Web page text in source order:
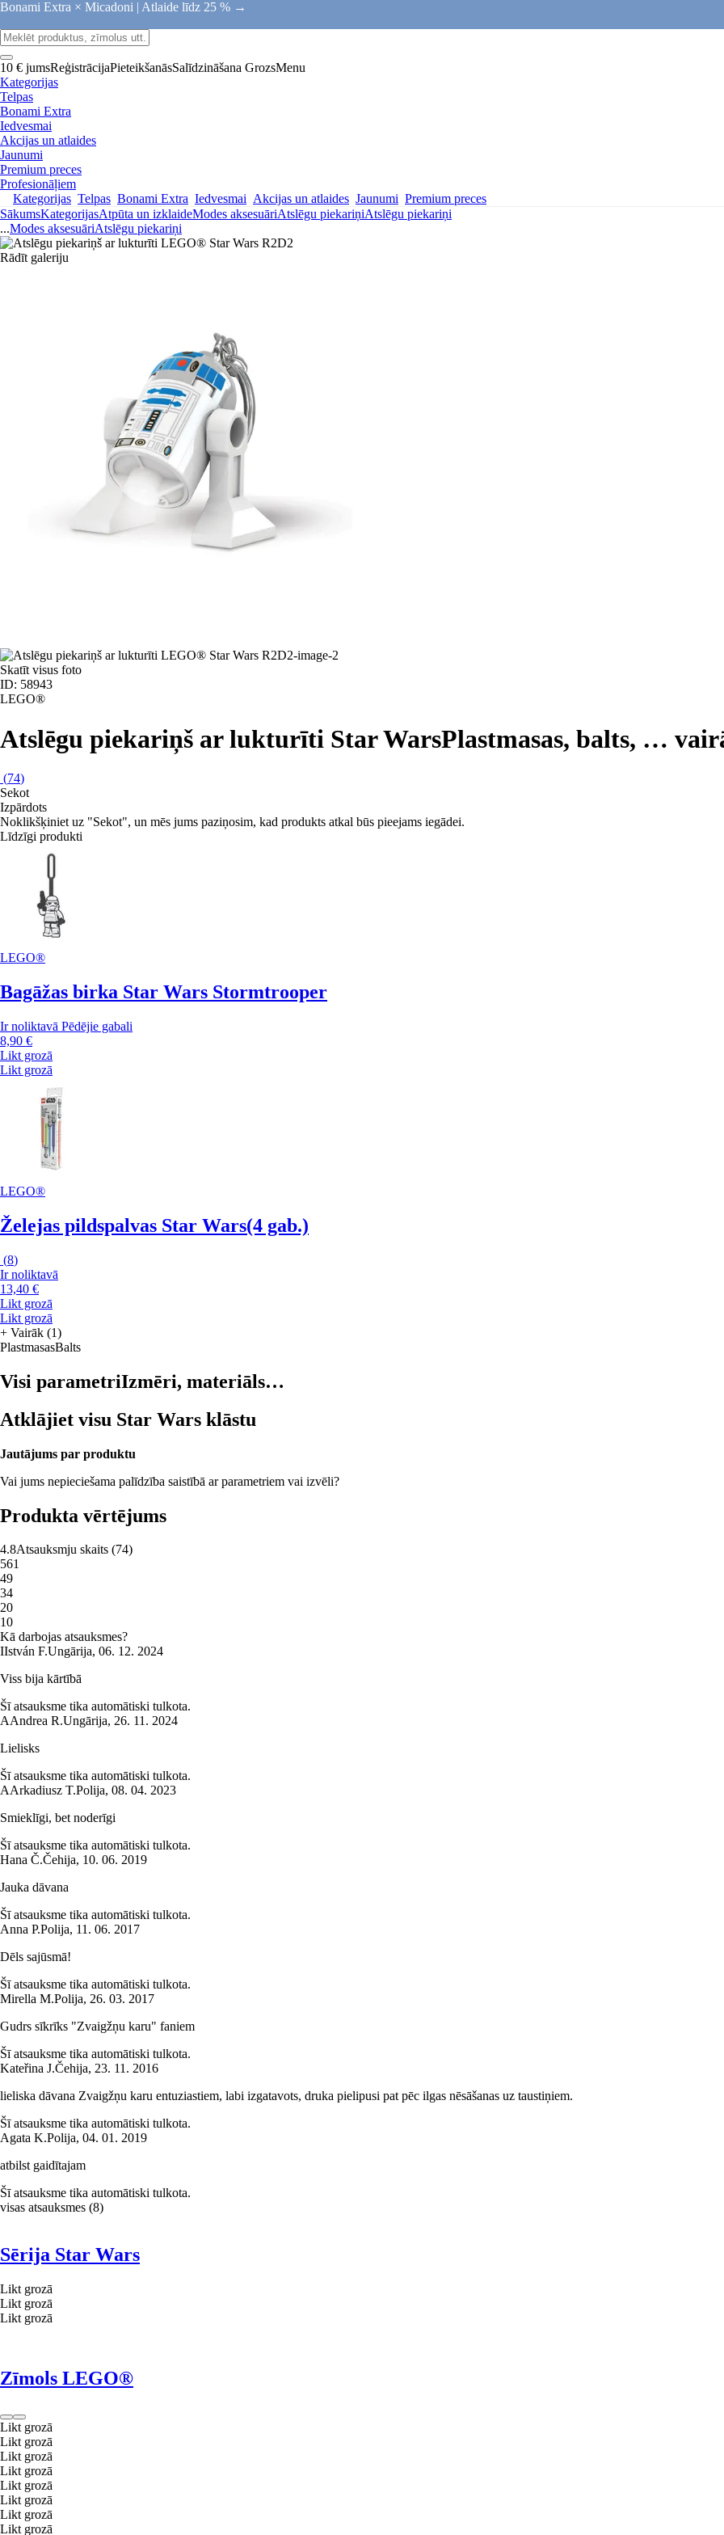
Bonami Extra × Micadoni | Atlaide līdz 25 % →
10 € jumsReģistrācijaPieteikšanāsSalīdzināšana GrozsMenu
Kategorijas
Telpas
Bonami Extra
Iedvesmai
Akcijas un atlaides
Jaunumi
Premium preces
Profesionāļiem
Kategorijas Telpas Bonami Extra Iedvesmai Akcijas un atlaides Jaunumi Premium preces
SākumsKategorijasAtpūta un izklaideModes aksesuāriAtslēgu piekariņiAtslēgu piekariņi
...Modes aksesuāriAtslēgu piekariņi
Rādīt galeriju
Skatīt visus foto
ID: 58943
LEGO®
Atslēgu piekariņš ar lukturīti Star WarsPlastmasas, balts, …
(74)
Sekot
Izpārdots
Noklikšķiniet uz "Sekot", un mēs jums paziņosim, kad produkts atkal būs pieejams iegādei.
Līdzīgi produkti
LEGO®
Bagāžas birka Star Wars Stormtrooper
Ir noliktavā Pēdējie gabali
8,90 €
Likt grozā
Likt grozā
LEGO®
Želejas pildspalvas Star Wars(4 gab.)
(8)
Ir noliktavā
13,40 €
Likt grozā
Likt grozā
+ Vairāk (1)
PlastmasasBalts
Visi parametriIzmēri, materiāls…
Atklājiet visu Star Wars klāstu
Jautājums par produktu
Vai jums nepieciešama palīdzība saistībā ar parametriem vai izvēli?
Produkta vērtējums
4.8Atsauksmju skaits (74)
561
49
34
20
10
Kā darbojas atsauksmes?
IIstván F.Ungārija, 06. 12. 2024
Viss bija kārtībā
Šī atsauksme tika automātiski tulkota.
AAndrea R.Ungārija, 26. 11. 2024
Lielisks
Šī atsauksme tika automātiski tulkota.
AArkadiusz T.Polija, 08. 04. 2023
Smieklīgi, bet noderīgi
Šī atsauksme tika automātiski tulkota.
Hana Č.Čehija, 10. 06. 2019
Jauka dāvana
Šī atsauksme tika automātiski tulkota.
Anna P.Polija, 11. 06. 2017
Dēls sajūsmā!
Šī atsauksme tika automātiski tulkota.
Mirella M.Polija, 26. 03. 2017
Gudrs sīkrīks "Zvaigžņu karu" faniem
Šī atsauksme tika automātiski tulkota.
Kateřina J.Čehija, 23. 11. 2016
lieliska dāvana Zvaigžņu karu entuziastiem, labi izgatavots, druka pielipusi pat pēc ilgas nēsāšanas uz taustiņiem.
Šī atsauksme tika automātiski tulkota.
Agata K.Polija, 04. 01. 2019
atbilst gaidītajam
Šī atsauksme tika automātiski tulkota.
visas atsauksmes (8)
Sērija Star Wars
Likt grozā
Likt grozā
Likt grozā
Zīmols LEGO®
Likt grozā
Likt grozā
Likt grozā
Likt grozā
Likt grozā
Likt grozā
Likt grozā
Likt grozā